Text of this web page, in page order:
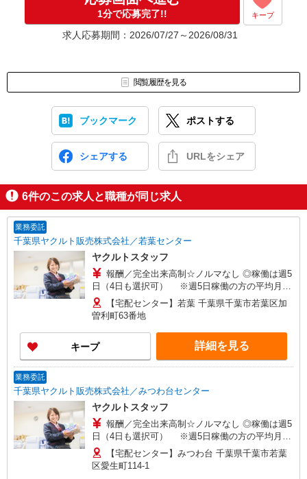
1分で応募完了!! キープ
求人応募期間：2026/07/27～2026/08/31
閲覧履歴を見る
ブックマーク ポストする
シェアする URLをシェア
6件のこの求人と職種が同じ求人
業務委託
千葉県ヤクルト販売株式会社／若葉センター
ヤクルトスタッフ
報酬／完全出来高制☆ノルマなし ◎稼働は週5
日（4日も選択可） ※週5日稼働の方の平均月収
27万円 「あなたに合わせた」働き方ができます。
働き方やご希望の収入など、お気軽にお問い合わ
せください！ ◎20代〜50代を中心に幅広い年代の
方が活躍中！
【宅配センター】若葉 千葉県千葉市若葉区加
曽利町63番地
キープ 詳細を見る
業務委託
千葉県ヤクルト販売株式会社／みつわ台センター
ヤクルトスタッフ
報酬／完全出来高制☆ノルマなし ◎稼働は週5
日（4日も選択可） ※週5日稼働の方の平均月収
27万円 「あなたに合わせた」働き方ができます。
働き方やご希望の収入など、お気軽にお問い合わ
せください！ ◎20代〜50代を中心に幅広い年代の
【宅配センター】みつわ台 千葉県千葉市若葉
区愛生町114-1